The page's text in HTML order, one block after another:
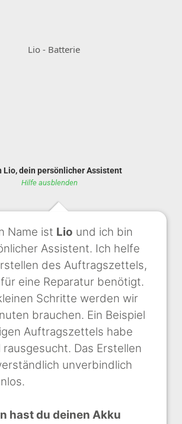
Lio, dein persönlicher Assistent
Hilfe ausblenden
Name ist Lio und ich bin
Assistent. Ich helfe
des Auftragszettels,
eine Reparatur benötigt.
Schritte werden wir
brauchen. Ein Beispiel
Auftragszettels habe
rausgesucht. Das Erstellen
unverbindlich
hast du deinen Akku